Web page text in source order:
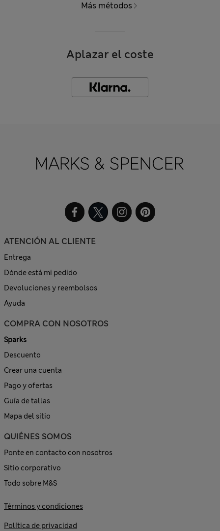
Más métodos
Aplazar el coste
ATENCIÓN AL CLIENTE
Entrega
Dónde está mi pedido
Devoluciones y reembolsos
Ayuda
COMPRA CON NOSOTROS
Sparks
Descuento
Crear una cuenta
Pago y ofertas
Guía de tallas
Mapa del sitio
QUIÉNES SOMOS
Ponte en contacto con nosotros
Sitio corporativo
Todo sobre M&S
Términos y condiciones
Política de privacidad